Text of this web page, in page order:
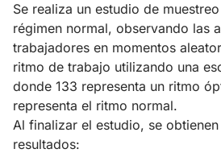
Se realiza un estudio de
régimen normal, observando las
trabajadores en momentos
ritmo de trabajo utilizando una
donde 133 representa un ritmo
representa el ritmo normal.
Al finalizar el estudio, se
resultados: